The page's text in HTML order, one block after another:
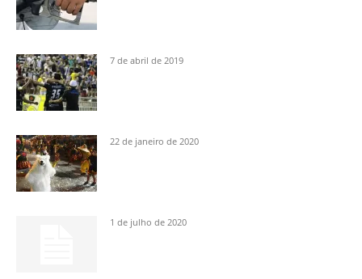
7 de abril de 2019
22 de janeiro de 2020
1 de julho de 2020